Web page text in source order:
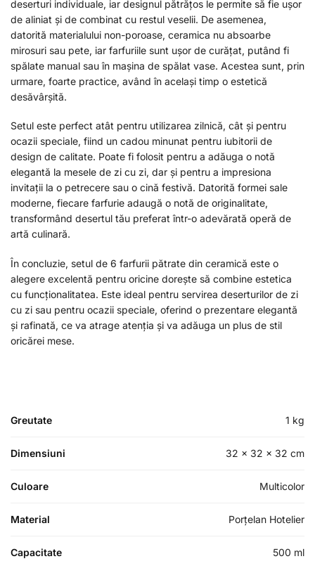
deserturi individuale, iar designul pătrățos le permite să fie ușor
de aliniat și de combinat cu restul veselii. De asemenea,
datorită materialului non-poroase, ceramica nu absoarbe
mirosuri sau pete, iar farfuriile sunt ușor de curățat, putând fi
spălate manual sau în mașina de spălat vase. Acestea sunt, prin
urmare, foarte practice, având în același timp o estetică
desăvârșită.
Setul este perfect atât pentru utilizarea zilnică, cât și pentru
ocazii speciale, fiind un cadou minunat pentru iubitorii de
design de calitate. Poate fi folosit pentru a adăuga o notă
elegantă la mesele de zi cu zi, dar și pentru a impresiona
invitații la o petrecere sau o cină festivă. Datorită formei sale
moderne, fiecare farfurie adaugă o notă de originalitate,
transformând desertul tău preferat într-o adevărată operă de
artă culinară.
În concluzie, setul de 6 farfurii pătrate din ceramică este o
alegere excelentă pentru oricine dorește să combine estetica
cu funcționalitatea. Este ideal pentru servirea deserturilor de zi
cu zi sau pentru ocazii speciale, oferind o prezentare elegantă
și rafinată, ce va atrage atenția și va adăuga un plus de stil
oricărei mese.
Greutate 1 kg
Dimensiuni 32 × 32 × 32 cm
Culoare Multicolor
Material Porțelan Hotelier
Capacitate 500 ml